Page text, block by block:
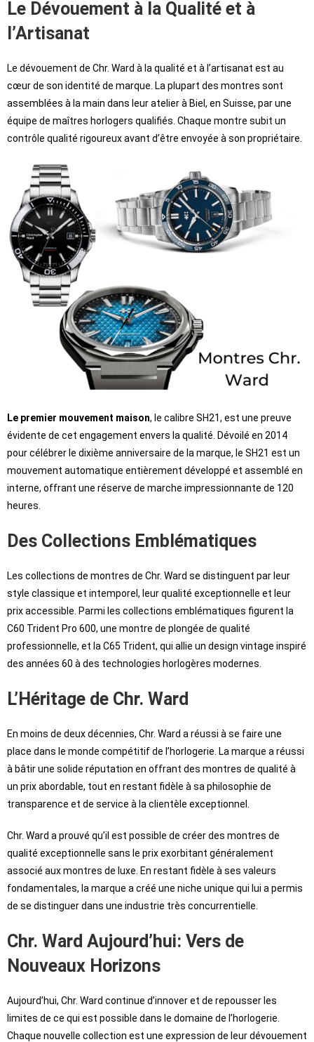
Le Dévouement à la Qualité et à
l’Artisanat
Le dévouement de Chr. Ward à la qualité et à l’artisanat est au
cœur de son identité de marque. La plupart des montres sont
assemblées à la main dans leur atelier à Biel, en Suisse, par une
équipe de maîtres horlogers qualifiés. Chaque montre subit un
contrôle qualité rigoureux avant d’être envoyée à son propriétaire.
Le premier mouvement maison, le calibre SH21, est une preuve
évidente de cet engagement envers la qualité. Dévoilé en 2014
pour célébrer le dixième anniversaire de la marque, le SH21 est un
mouvement automatique entièrement développé et assemblé en
interne, offrant une réserve de marche impressionnante de 120
heures.
Des Collections Emblématiques
Les collections de montres de Chr. Ward se distinguent par leur
style classique et intemporel, leur qualité exceptionnelle et leur
prix accessible. Parmi les collections emblématiques figurent la
C60 Trident Pro 600, une montre de plongée de qualité
professionnelle, et la C65 Trident, qui allie un design vintage inspiré
des années 60 à des technologies horlogères modernes.
L’Héritage de Chr. Ward
En moins de deux décennies, Chr. Ward a réussi à se faire une
place dans le monde compétitif de l’horlogerie. La marque a réussi
à bâtir une solide réputation en offrant des montres de qualité à
un prix abordable, tout en restant fidèle à sa philosophie de
transparence et de service à la clientèle exceptionnel.
Chr. Ward a prouvé qu’il est possible de créer des montres de
qualité exceptionnelle sans le prix exorbitant généralement
associé aux montres de luxe. En restant fidèle à ses valeurs
fondamentales, la marque a créé une niche unique qui lui a permis
de se distinguer dans une industrie très concurrentielle.
Chr. Ward Aujourd’hui: Vers de
Nouveaux Horizons
Aujourd’hui, Chr. Ward continue d’innover et de repousser les
limites de ce qui est possible dans le domaine de l’horlogerie.
Chaque nouvelle collection est une expression de leur dévouement